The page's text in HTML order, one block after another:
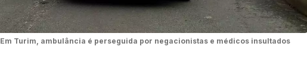
Em Turim, ambulância é perseguida por negacionistas e médicos insultados